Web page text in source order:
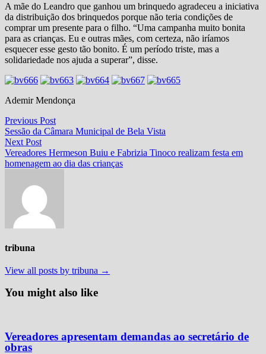
A mãe do Leandro que ganhou um brinquedo agradeceu a iniciativa
da distribuição dos brinquedos porque não teria condições de
comprar um presente para o filho. “Uma campanha muito bonita
para as crianças. Eu e outras mães, com certeza, não iríamos
esquecer esse gesto tão bonito. É um período triste, mas a
solidariedade nos ajuda a superar”, disse.
Ademir Mendonça
Navegação
de
Post
Previous PostPrevious
post:
Sessão da Câmara Municipal de Bela Vista
Next PostNext
post:
Vereadores Hermeson Buiu e Fabrizia Tinoco realizam festa em
homenagem ao dia das crianças
tribuna
View all posts by tribuna →
You might also like
Vereadores apresentam demandas ao secretário de
obras